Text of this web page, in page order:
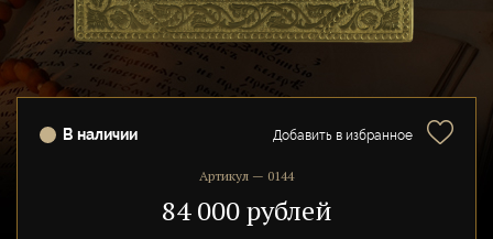
В наличии Добавить в избранное
Артикул — 0144
84 000 рублей